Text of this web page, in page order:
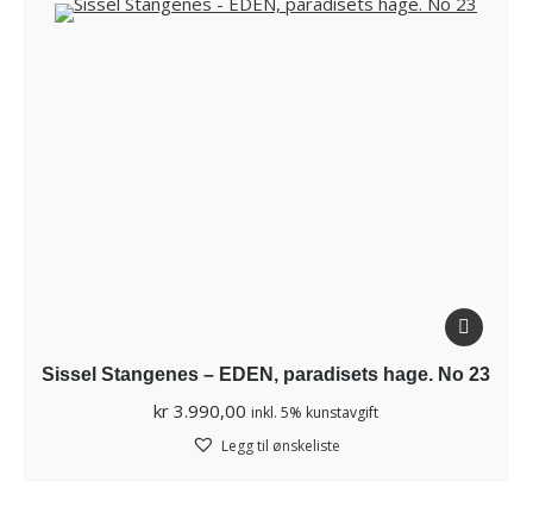
Sissel Stangenes – EDEN, paradisets hage. No 23
kr 3.990,00 inkl. 5% kunstavgift
Legg til ønskeliste